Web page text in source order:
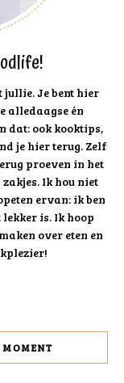
Je bent hier
alledaagse én
dat: ook kooktips,
je hier terug. Zelf
proeven in het
Ik hou niet
ervan: ik ben
lekker is. Ik hoop
over eten en